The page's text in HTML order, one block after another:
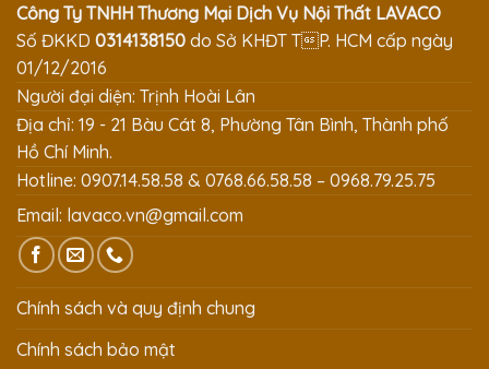
Công Ty TNHH Thương Mại Dịch Vụ Nội Thất LAVACO
Số ĐKKD 0314138150 do Sở KHĐT TP. HCM cấp ngày
01/12/2016
Người đại diện: Trịnh Hoài Lân
Địa chỉ: 19 - 21 Bàu Cát 8, Phường Tân Bình, Thành phố
Hồ Chí Minh.
Hotline: 0907.14.58.58 & 0768.66.58.58 – 0968.79.25.75
Email: lavaco.vn@gmail.com
Chính sách và quy định chung
Chính sách bảo mật